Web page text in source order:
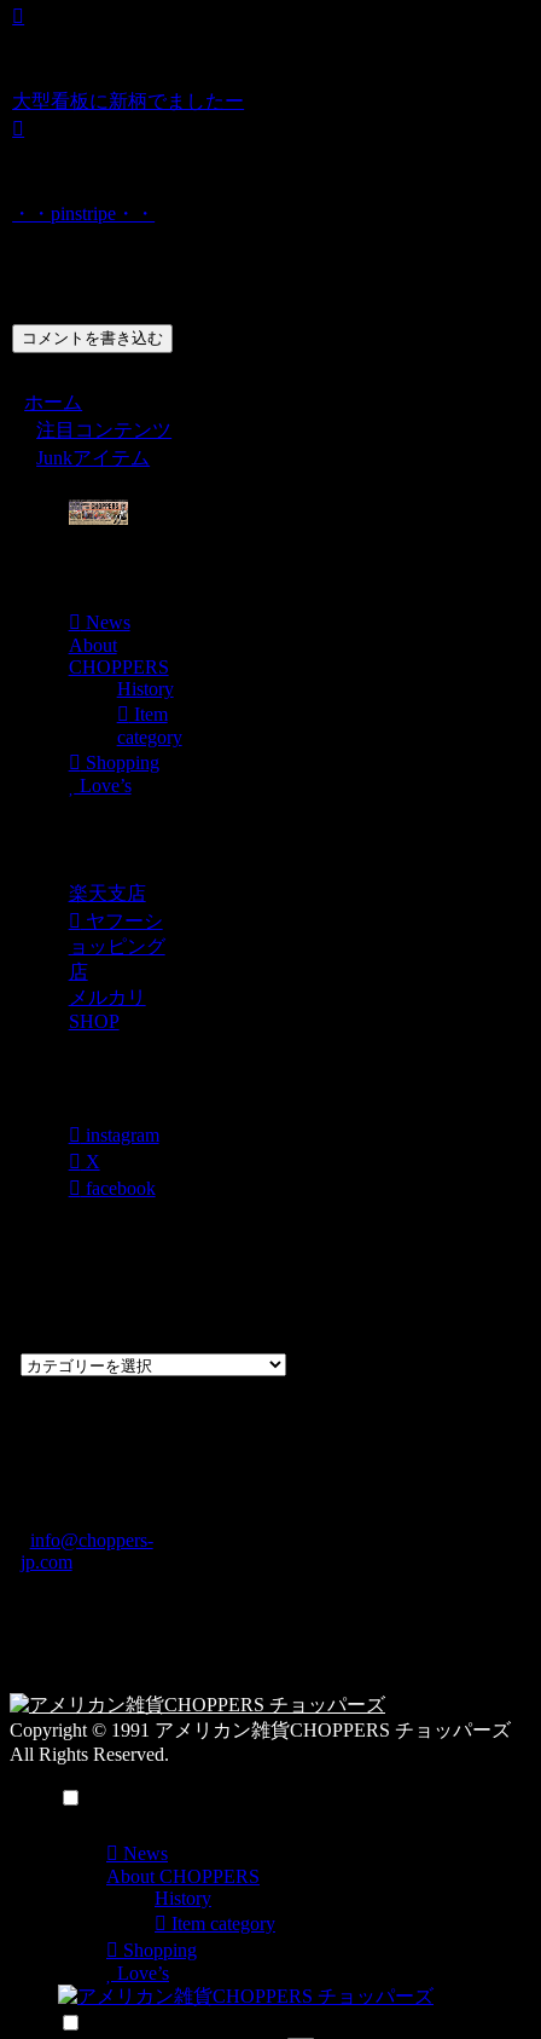
大型看板に新柄でましたー
・・pinstripe・・
コメントを書き込む
ホーム
注目コンテンツ
Junkアイテム
News
About
CHOPPERS
History
Item
category
Shopping
Love’s
楽天支店
ヤフーシ
ョッピング
店
メルカリ
SHOP
instagram
X
facebook
過
テ
ゴ
info@choppers-
jp.com
Copyright © 1991 アメリカン雑貨CHOPPERS チョッパーズ
All Rights Reserved.
News
About CHOPPERS
History
Item category
Shopping
Love’s